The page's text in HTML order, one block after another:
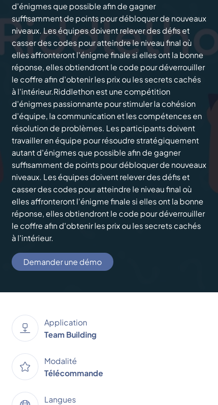
d'énigmes que possible afin de gagner
suffisamment de points pour débloquer de nouveaux
niveaux. Les équipes doivent relever des défis et
casser des codes pour atteindre le niveau final où
elles affronteront l'énigme finale si elles ont la bonne
réponse, elles obtiendront le code pour déverrouiller
le coffre afin d'obtenir les prix ou les secrets cachés
à l'intérieur.Riddlethon est une compétition
d'énigmes passionnante pour stimuler la cohésion
d'équipe, la communication et les compétences en
résolution de problèmes. Les participants doivent
travailler en équipe pour résoudre stratégiquement
autant d'énigmes que possible afin de gagner
suffisamment de points pour débloquer de nouveaux
niveaux. Les équipes doivent relever des défis et
casser des codes pour atteindre le niveau final où
elles affronteront l'énigme finale si elles ont la bonne
réponse, elles obtiendront le code pour déverrouiller
le coffre afin d'obtenir les prix ou les secrets cachés
à l'intérieur.
Demander une démo
Application
Team Building
Modalité
Télécommande
Langues